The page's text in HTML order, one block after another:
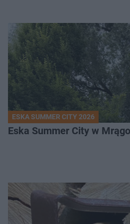
ESKA SUMMER CITY 2026
Eska Summer City w